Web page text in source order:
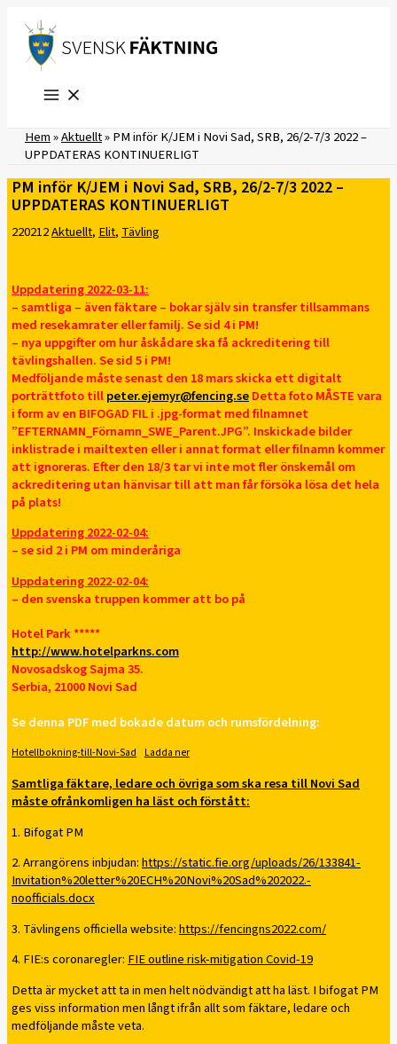
innehåll
Hem»Aktuellt»PM inför K/JEM i Novi Sad, SRB, 26/2-7/3 2022 –
UPPDATERAS KONTINUERLIGT
PM inför K/JEM i Novi Sad, SRB, 26/2-7/3 2022 –
UPPDATERAS KONTINUERLIGT
220212Aktuellt,Elit,Tävling
Uppdatering 2022-03-11:
– samtliga – även fäktare – bokar själv sin transfer tillsammans
med resekamrater eller familj. Se sid 4 i PM!
– nya uppgifter om hur åskådare ska få ackreditering till
tävlingshallen. Se sid 5 i PM!
Medföljande måste senast den 18 mars skicka ett digitalt
porträttfoto tillpeter.ejemyr@fencing.seDetta foto MÅSTE vara
i form av en BIFOGAD FIL i .jpg-format med filnamnet
”EFTERNAMN_Förnamn_SWE_Parent.JPG”. Inskickade bilder
inklistrade i mailtexten eller i annat format eller filnamn kommer
att ignoreras. Efter den 18/3 tar vi inte mot fler önskemål om
ackreditering utan hänvisar till att man får försöka lösa det hela
på plats!
Uppdatering 2022-02-04:
– se sid 2 i PM om minderåriga
Uppdatering 2022-02-04:
– den svenska truppen kommer att bo på
Hotel Park *****
http://www.hotelparkns.com
Novosadskog Sajma 35.
Serbia, 21000 Novi Sad
Sedenna PDF med bokade datum och rumsfördelning:
Hotellbokning-till-Novi-Sad Ladda ner
Samtliga fäktare, ledare och övriga som ska resa till Novi Sad
måste ofrånkomligen ha läst och förstått:
1. Bifogat PM
2. Arrangörens inbjudan:https://static.fie.org/uploads/26/133841-
Invitation%20letter%20ECH%20Novi%20Sad%202022.-
noofficials.docx
3. Tävlingens officiella website:https://fencingns2022.com/
4. FIE:s coronaregler:FIE outline risk-mitigation Covid-19
Detta är mycket att ta in men helt nödvändigt att ha läst. I bifogat PM
ges viss information men långt ifrån allt som fäktare, ledare och
medföljande måste veta.